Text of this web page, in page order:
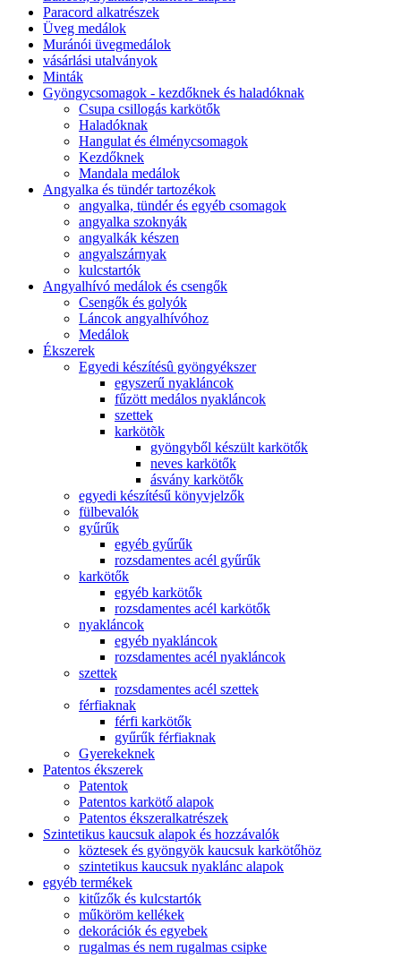
Paracord alkatrészek
Üveg medálok
Muránói üvegmedálok
vásárlási utalványok
Minták
Gyöngycsomagok - kezdőknek és haladóknak
Csupa csillogás karkötők
Haladóknak
Hangulat és élménycsomagok
Kezdőknek
Mandala medálok
Angyalka és tündér tartozékok
angyalka, tündér és egyéb csomagok
angyalka szoknyák
angyalkák készen
angyalszárnyak
kulcstartók
Angyalhívó medálok és csengők
Csengők és golyók
Láncok angyalhívóhoz
Medálok
Ékszerek
Egyedi készítésû gyöngyékszer
egyszerű nyakláncok
fűzött medálos nyakláncok
szettek
karkötõk
gyöngyből készült karkötők
neves karkötők
ásvány karkötők
egyedi készítésű könyvjelzők
fülbevalók
gyűrűk
egyéb gyűrűk
rozsdamentes acél gyűrűk
karkötők
egyéb karkötők
rozsdamentes acél karkötők
nyakláncok
egyéb nyakláncok
rozsdamentes acél nyakláncok
szettek
rozsdamentes acél szettek
férfiaknak
férfi karkötők
gyűrűk férfiaknak
Gyerekeknek
Patentos ékszerek
Patentok
Patentos karkötő alapok
Patentos ékszeralkatrészek
Szintetikus kaucsuk alapok és hozzávalók
köztesek és gyöngyök kaucsuk karkötőhöz
szintetikus kaucsuk nyaklánc alapok
egyéb termékek
kitűzők és kulcstartók
műköröm kellékek
dekorációk és egyebek
rugalmas és nem rugalmas csipke